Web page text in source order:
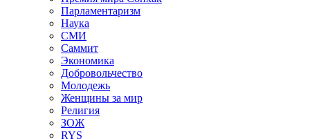
Парламентаризм
Наука
СМИ
Саммит
Экономика
Добровольчество
Молодежь
Женщины за мир
Религия
ЗОЖ
RYS